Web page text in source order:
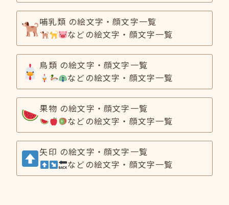
哺乳類 の絵文字・顔文字一覧
などの絵文字・顔文字一覧
鳥類 の絵文字・顔文字一覧
などの絵文字・顔文字一覧
果物 の絵文字・顔文字一覧
などの絵文字・顔文字一覧
矢印 の絵文字・顔文字一覧
などの絵文字・顔文字一覧